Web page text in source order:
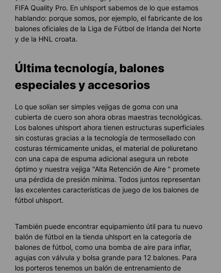
FIFA Quality Pro. En uhlsport sabemos de lo que estamos
hablando: porque somos, por ejemplo, el fabricante de los
balones oficiales de la Liga de Fútbol de Irlanda del Norte
y de la HNL croata.
Última tecnología, balones
especiales y accesorios
Lo que solían ser simples vejigas de goma con una
cubierta de cuero son ahora obras maestras tecnológicas.
Los balones uhlsport ahora tienen estructuras superficiales
sin costuras gracias a la tecnología de termosellado con
costuras térmicamente unidas, el material de poliuretano
con una capa de espuma adicional asegura un rebote
óptimo y nuestra vejiga "Alta Retención de Aire " promete
una pérdida de presión mínima. Todos juntos representan
las excelentes características de juego de los balones de
fútbol uhlsport.
También puede encontrar equipamiento útil para tu nuevo
balón de fútbol en la tienda uhlsport en la categoría de
balones de fútbol, como una bomba de aire para inflar,
agujas con válvula y bolsa grande para 12 balones. Para
los porteros tenemos un balón de entrenamiento de